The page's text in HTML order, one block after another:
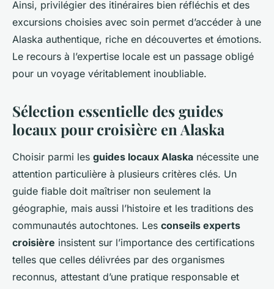
Ainsi, privilégier des itinéraires bien réfléchis et des
excursions choisies avec soin permet d’accéder à une
Alaska authentique, riche en découvertes et émotions.
Le recours à l’expertise locale est un passage obligé
pour un voyage véritablement inoubliable.
Sélection essentielle des guides
locaux pour croisière en Alaska
Choisir parmi les guides locaux Alaska nécessite une
attention particulière à plusieurs critères clés. Un
guide fiable doit maîtriser non seulement la
géographie, mais aussi l’histoire et les traditions des
communautés autochtones. Les conseils experts
croisière insistent sur l’importance des certifications
telles que celles délivrées par des organismes
reconnus, attestant d’une pratique responsable et